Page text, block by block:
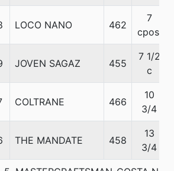
LOCO NANO 462
7
cpos.
JOVEN SAGAZ 455
7 1/2
c
COLTRANE 466
10
3/4
THE MANDATE 458
13
3/4